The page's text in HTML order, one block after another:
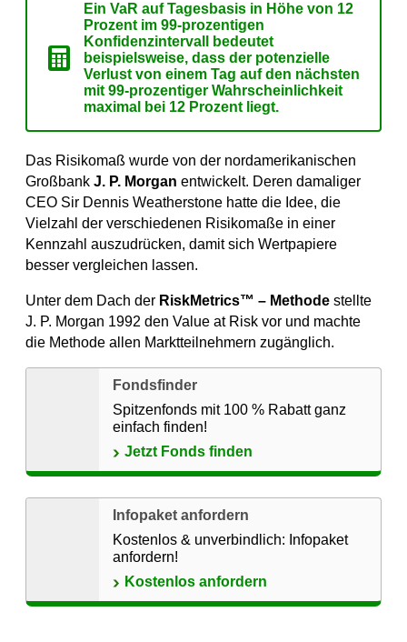
Ein VaR auf Tagesbasis in Höhe von 12
Prozent im 99-prozentigen
Konfidenzintervall bedeutet
beispielsweise, dass der potenzielle
Verlust von einem Tag auf den nächsten
mit 99-prozentiger Wahrscheinlichkeit
maximal bei 12 Prozent liegt.
Das Risikomaß wurde von der nordamerikanischen
Großbank J. P. Morgan entwickelt. Deren damaliger
CEO Sir Dennis Weatherstone hatte die Idee, die
Vielzahl der verschiedenen Risikomaße in einer
Kennzahl auszudrücken, damit sich Wertpapiere
besser vergleichen lassen.
Unter dem Dach der RiskMetrics™ – Methode stellte
J. P. Morgan 1992 den Value at Risk vor und machte
die Methode allen Marktteilnehmern zugänglich.
Fondsfinder
Spitzenfonds mit 100 % Rabatt ganz
einfach finden!
Jetzt Fonds finden
Infopaket anfordern
Kostenlos & unverbindlich: Infopaket
anfordern!
Kostenlos anfordern